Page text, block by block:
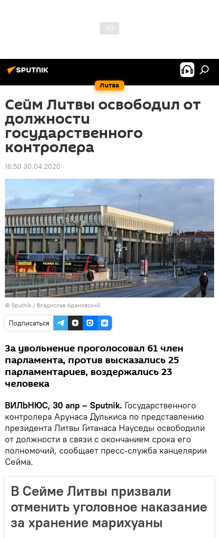
Литва
Сейм Литвы освободил от
должности
государственного
контролера
16:50 30.04.2020
© Sputnik / Владислав Адамовский
Подписаться
За увольнение проголосовал 61 член
парламента, против высказались 25
парламентариев, воздержались 23
человека
ВИЛЬНЮС, 30 апр – Sputnik. Государственного
контролера Арунаса Дулькиса по представлению
президента Литвы Гитанаса Науседы освободили
от должности в связи с окончанием срока его
полномочий, сообщает пресс-служба канцелярии
Сейма.
В Сейме Литвы призвали
отменить уголовное наказание
за хранение марихуаны